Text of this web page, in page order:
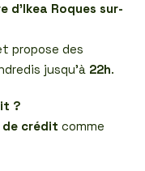
d’Ikea Roques sur-
propose des
jusqu’à 22h.
?
crédit comme